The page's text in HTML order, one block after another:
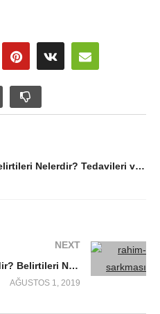
Boyun Fıtığı Belirtileri Nelerdir? Tedavileri ve Egzersizleri
NEXT
Rahim (Uterus) Sarkması Nedir? Belirtileri Nelerdir?
AĞUSTOS 1, 2019